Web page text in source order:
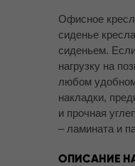
Офисное
сиденье
сиденьем.
нагрузку на
любом удобном
накладки,
и прочная
– ламината и
ОПИСАНИЕ